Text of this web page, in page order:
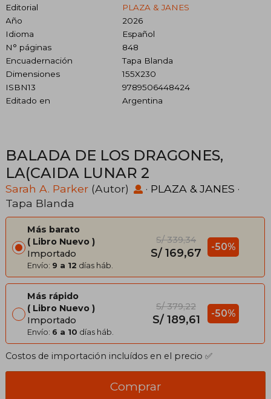
Editorial
PLAZA & JANES
Año
2026
Idioma
Español
N° páginas
848
Encuadernación
Tapa Blanda
Dimensiones
155X230
ISBN13
9789506448424
Editado en
Argentina
BALADA DE LOS DRAGONES,
LA(CAIDA LUNAR 2
Sarah A. Parker (Autor) · PLAZA & JANES ·
Tapa Blanda
Más barato
Libro Nuevo
Importado
Envío: 9 a 12 días háb.
S/ 339,34
S/ 169,67 -50%
Más rápido
Libro Nuevo
Importado
Envío: 6 a 10 días háb.
S/ 379,22
S/ 189,61 -50%
Costos de importación incluídos en el precio ✅
Comprar